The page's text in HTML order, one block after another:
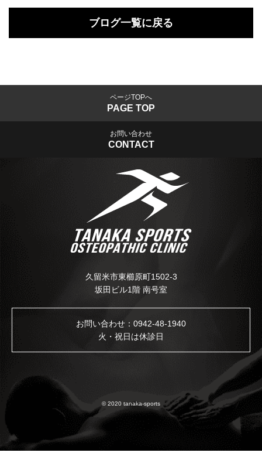
ブログ一覧に戻る
ページTOPへ
PAGE TOP
お問い合わせ
CONTACT
久留米市東櫛原町1502-3
坂田ビル1階 南号室
お問い合わせ： 0942-48-1940
火・祝日は休診日
© 2020 tanaka-sports